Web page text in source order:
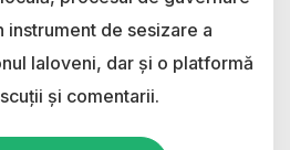
instrument de sesizare a
Ialoveni, dar și o platformă
și comentarii.